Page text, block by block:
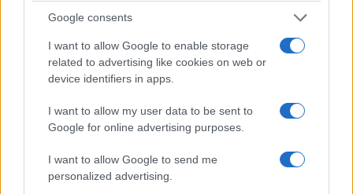
Google consents
I want to allow Google to enable storage
related to advertising like cookies on web or
device identifiers in apps.
I want to allow my user data to be sent to
Google for online advertising purposes.
I want to allow Google to send me
personalized advertising.
muestran calman el alma.
Las montañas y los extensos bosques de hayas
son una importante zona protegida para los
animales raros y, escondidos entre la maleza, se
encuentran losrebecos de los Abruzos, los
lobos italianos y los osos pardos de Marsella,
que deambulan por su vida cotidiana.